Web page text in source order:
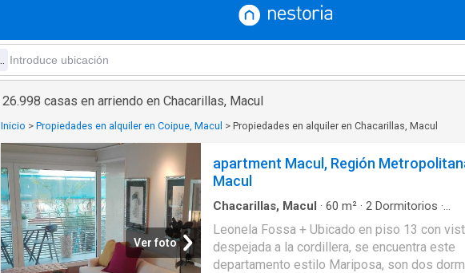
26.998 casas en arriendo en Chacarillas, Macul
Inicio > Propiedades en alquiler en Coipue, Macul > Propiedades en alquiler en Chacarillas, Macul
Ver foto
apartment Macul, Región
Macul
Chacarillas, Macul · 60 m² · 2 Dormitorios ·
Leonela Fossa + Ubicado en piso 13 con
despejada a la cordillera, se encuentra este
departamento estilo Mariposa, son dos